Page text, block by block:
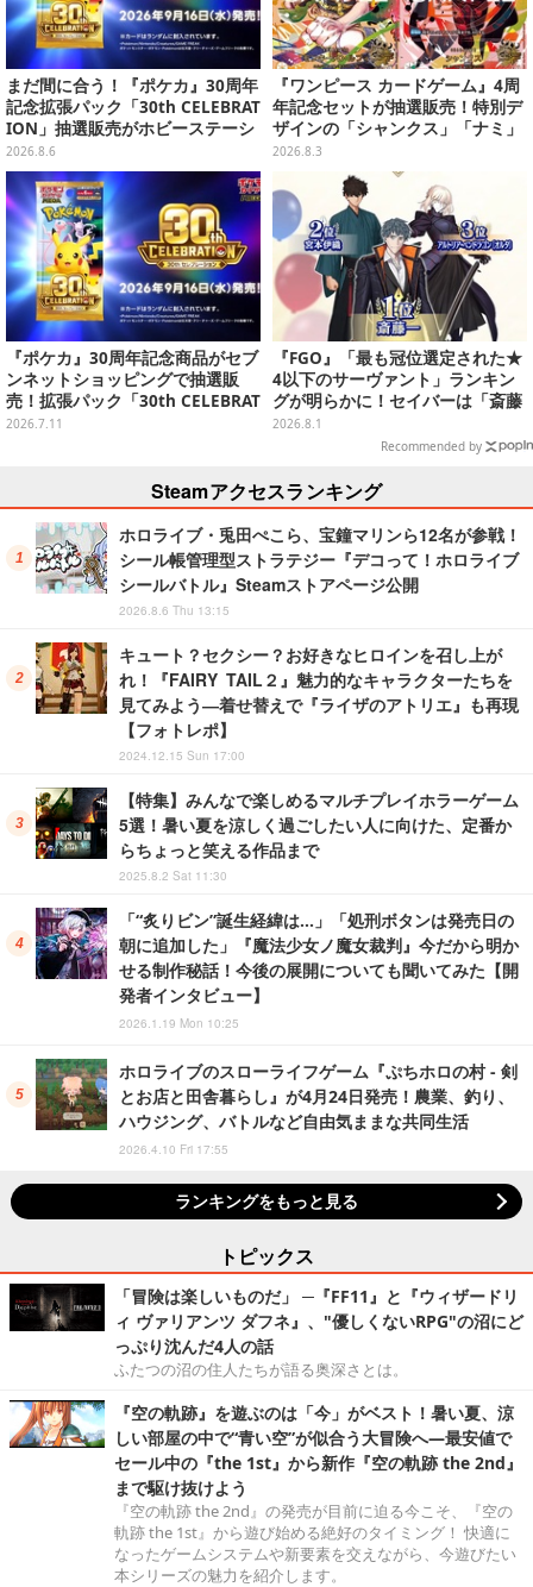
まだ間に合う！『ポケカ』30周年
記念拡張パック「30th CELEBRAT
ION」抽選販売がホビーステーシ
ョンで実施中、8月6日まで
2026.8.6
『ワンピース カードゲーム』4周
年記念セットが抽選販売！特別デ
ザインの「シャンクス」「ナミ」
など9枚のプロモカードを収録
2026.8.3
『ポケカ』30周年記念商品がセブ
ンネットショッピングで抽選販
売！拡張パック「30th CELEBRAT
ION」と「エーフィ・ブラッキー
2026.7.11
『FGO』「最も冠位選定された★
4以下のサーヴァント」ランキン
グが明らかに！セイバーは「斎藤
一」が第1位に、アーチャーは★3
2026.8.1
Recommended by
Steamアクセスランキング
ホロライブ・兎田ぺこら、宝鐘マリンら12名が参戦！
シール帳管理型ストラテジー『デコって！ホロライブ
シールバトル』Steamストアページ公開
2026.8.6 Thu 13:15
キュート？セクシー？お好きなヒロインを召し上が
れ！『FAIRY TAIL２』魅力的なキャラクターたちを
見てみよう―着せ替えで『ライザのアトリエ』も再現
【フォトレポ】
2024.12.15 Sun 17:00
【特集】みんなで楽しめるマルチプレイホラーゲーム
5選！暑い夏を涼しく過ごしたい人に向けた、定番か
らちょっと笑える作品まで
2025.8.2 Sat 11:30
「“炙りビン”誕生経緯は…」「処刑ボタンは発売日の
朝に追加した」『魔法少女ノ魔女裁判』今だから明か
せる制作秘話！今後の展開についても聞いてみた【開
発者インタビュー】
2026.1.19 Mon 10:25
ホロライブのスローライフゲーム『ぷちホロの村 - 剣
とお店と田舎暮らし』が4月24日発売！農業、釣り、
ハウジング、バトルなど自由気ままな共同生活
2026.4.10 Fri 17:55
ランキングをもっと見る
トピックス
「冒険は楽しいものだ」 ─『FF11』と『ウィザードリ
ィ ヴァリアンツ ダフネ』、"優しくないRPG"の沼にど
っぷり沈んだ4人の話
ふたつの沼の住人たちが語る奥深さとは。
『空の軌跡』を遊ぶのは「今」がベスト！暑い夏、涼
しい部屋の中で“青い空”が似合う大冒険へ―最安値で
セール中の『the 1st』から新作『空の軌跡 the 2nd』
まで駆け抜けよう
『空の軌跡 the 2nd』の発売が目前に迫る今こそ、『空の
軌跡 the 1st』から遊び始める絶好のタイミング！ 快適に
なったゲームシステムや新要素を交えながら、今遊びたい
本シリーズの魅力を紹介します。